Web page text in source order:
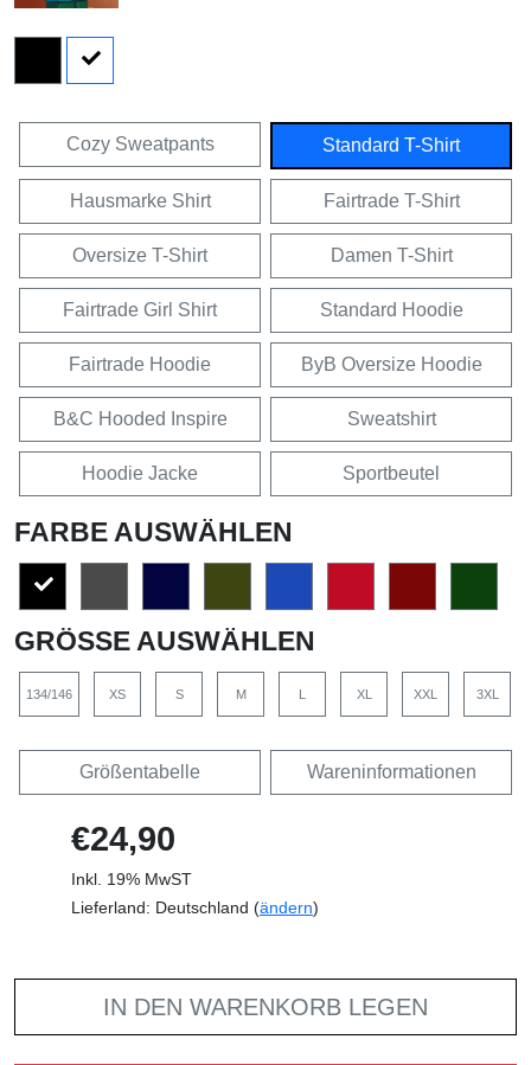
Cozy Sweatpants Standard T-Shirt
Hausmarke Shirt Fairtrade T-Shirt
Oversize T-Shirt Damen T-Shirt
Fairtrade Girl Shirt Standard Hoodie
Fairtrade Hoodie ByB Oversize Hoodie
B&C Hooded Inspire Sweatshirt
Hoodie Jacke Sportbeutel
FARBE AUSWÄHLEN
GRÖSSE AUSWÄHLEN
134/146 XS S M L XL XXL 3XL
Größentabelle Wareninformationen
€24,90
Inkl. 19% MwST
Lieferland: Deutschland (ändern)
IN DEN WARENKORB LEGEN